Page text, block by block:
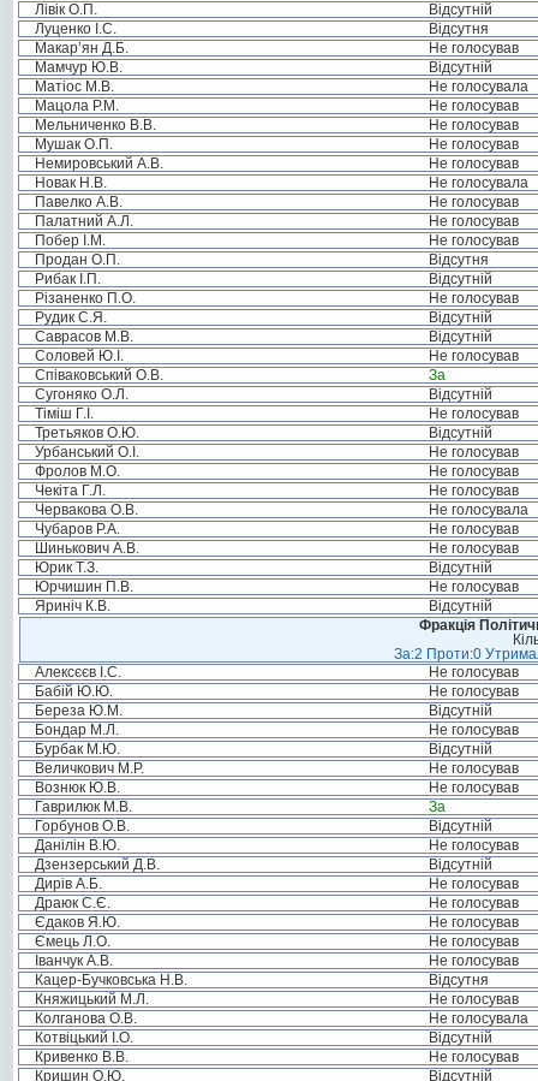
Лівік О.П.
Відсутній
Луценко І.С.
Відсутня
Макар’ян Д.Б.
Не голосував
Мамчур Ю.В.
Відсутній
Матіос М.В.
Не голосувала
Мацола Р.М.
Не голосував
Мельниченко В.В.
Не голосував
Мушак О.П.
Не голосував
Немировський А.В.
Не голосував
Новак Н.В.
Не голосувала
Павелко А.В.
Не голосував
Палатний А.Л.
Не голосував
Побер І.М.
Не голосував
Продан О.П.
Відсутня
Рибак І.П.
Відсутній
Різаненко П.О.
Не голосував
Рудик С.Я.
Відсутній
Саврасов М.В.
Відсутній
Соловей Ю.І.
Не голосував
Співаковський О.В.
За
Сугоняко О.Л.
Відсутній
Тіміш Г.І.
Не голосував
Третьяков О.Ю.
Відсутній
Урбанський О.І.
Не голосував
Фролов М.О.
Не голосував
Чекіта Г.Л.
Не голосував
Червакова О.В.
Не голосувала
Чубаров Р.А.
Не голосував
Шинькович А.В.
Не голосував
Юрик Т.З.
Відсутній
Юрчишин П.В.
Не голосував
Яриніч К.В.
Відсутній
Фракція
За:2 Проти:0
Алексєєв І.С.
Не голосував
Бабій Ю.Ю.
Не голосував
Береза Ю.М.
Відсутній
Бондар М.Л.
Не голосував
Бурбак М.Ю.
Відсутній
Величкович М.Р.
Не голосував
Вознюк Ю.В.
Не голосував
Гаврилюк М.В.
За
Горбунов О.В.
Відсутній
Данілін В.Ю.
Не голосував
Дзензерський Д.В.
Відсутній
Дирів А.Б.
Не голосував
Драюк С.Є.
Не голосував
Єдаков Я.Ю.
Не голосував
Ємець Л.О.
Не голосував
Іванчук А.В.
Не голосував
Кацер-Бучковська Н.В.
Відсутня
Княжицький М.Л.
Не голосував
Колганова О.В.
Не голосувала
Котвіцький І.О.
Відсутній
Кривенко В.В.
Не голосував
Кришин О.Ю.
Відсутній